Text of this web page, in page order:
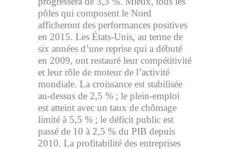
pôles qui composent le Nord
afficheront des performances positives
en 2015. Les États-Unis, au terme de
six années d’une reprise qui a débuté
en 2009, ont restauré leur compétitivité
et leur rôle de moteur de l’activité
mondiale. La croissance est stabilisée
au-dessus de 2,5 % ; le plein-emploi
est atteint avec un taux de chômage
limité à 5,5 % ; le déficit public est
passé de 10 à 2,5 % du PIB depuis
2010. La profitabilité des entreprises